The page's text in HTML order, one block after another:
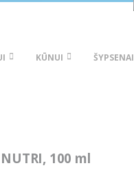
KŪNUI ŠYPSENAI
100 ml